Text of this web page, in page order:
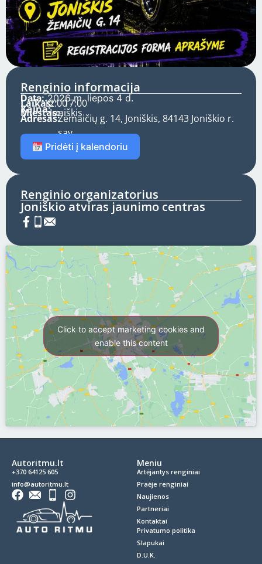
Renginio informacija
Data:2026 m. liepos 4 d.
Laikas:12:00 -17:00
Kaina:
Miestas:Joniškis
Adresas:Žemaičių g. 14, Joniškis, 84143 Joniškio r.
sav.
Pridėti į kalendoriu
Renginio organizatorius
Joniškio atviras jaunimo centras
Click to accept marketing cookies and
enable this content
Autoritmu.lt
+370 64125 605
info@autoritmu.lt
Meniu
Artėjantys renginiai
Praėje renginiai
Naujienos
Partneriai
Kontaktai
Privatumo politika
Slapukai
D.U.K.